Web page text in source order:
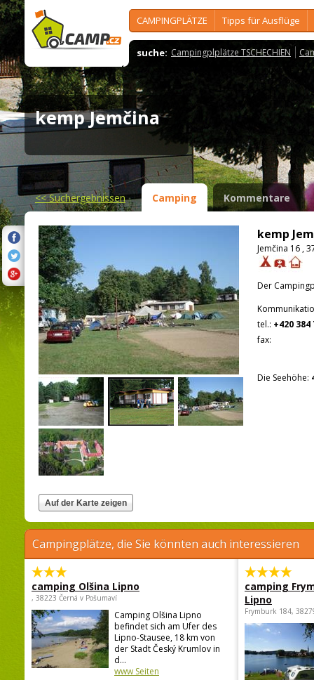
CAMPINGPLÄTZE Tipps für Ausflüge
suche: Campingplplätze TSCHECHIEN
kemp Jemčina
<<Suchergebnissen Camping Kommentare
kemp
Jemčina 16 ,
Der
tel.: +420 384
fax:
Die Seehöhe:
Campingplätze, die Sie könnten auch interessieren
camping Olšina Lipno
, 38223 Černá v Pošumaví
Camping Olšina Lipno
befindet sich am Ufer des
Lipno-Stausee, 18 km von
der Stadt Český Krumlov in
d...
www Seiten
camping
Lipno
Frymburk 184,